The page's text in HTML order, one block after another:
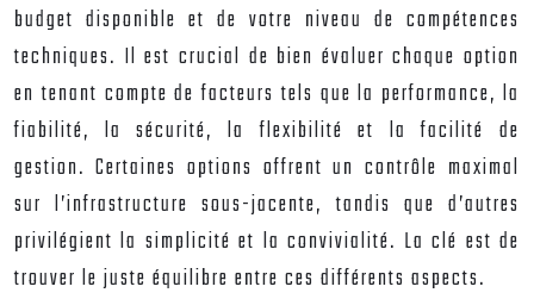
budget disponible et de votre niveau de compétences
techniques. Il est crucial de bien évaluer chaque option
en tenant compte de facteurs tels que la performance, la
fiabilité, la sécurité, la flexibilité et la facilité de
gestion. Certaines options offrent un contrôle maximal
sur l’infrastructure sous-jacente, tandis que d’autres
privilégient la simplicité et la convivialité. La clé est de
trouver le juste équilibre entre ces différents aspects.